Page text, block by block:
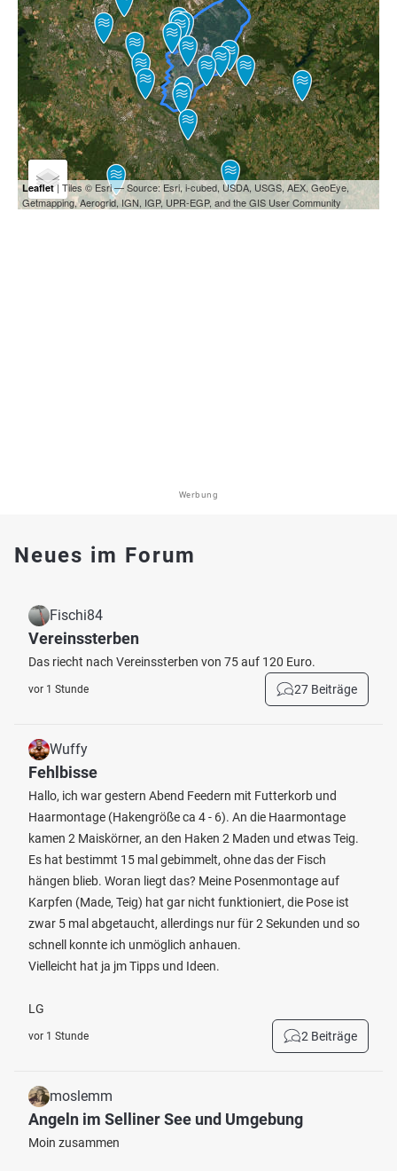
Leaflet| Tiles © Esri — Source: Esri, i-cubed, USDA, USGS, AEX, GeoEye,
Getmapping, Aerogrid, IGN, IGP, UPR-EGP, and the GIS User Community
Werbung
Neues im Forum
Fischi84
Vereinssterben
Das riecht nach Vereinssterben von 75 auf 120 Euro.
vor 1 Stunde 27 Beiträge
Wuffy
Fehlbisse
Hallo, ich war gestern Abend Feedern mit Futterkorb und
Haarmontage (Hakengröße ca 4 - 6). An die Haarmontage
kamen 2 Maiskörner, an den Haken 2 Maden und etwas Teig.
Es hat bestimmt 15 mal gebimmelt, ohne das der Fisch
hängen blieb. Woran liegt das? Meine Posenmontage auf
Karpfen (Made, Teig) hat gar nicht funktioniert, die Pose ist
zwar 5 mal abgetaucht, allerdings nur für 2 Sekunden und so
schnell konnte ich unmöglich anhauen.
Vielleicht hat ja jm Tipps und Ideen.
LG
vor 1 Stunde 2 Beiträge
moslemm
Angeln im Selliner See und Umgebung
Moin zusammen